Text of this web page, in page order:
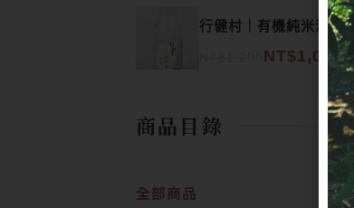
行健村｜有機純米湯24入
原始價格：NT$1,200。
NT$1,080
目前價格：NT$1,080。
商品目錄
全部商品